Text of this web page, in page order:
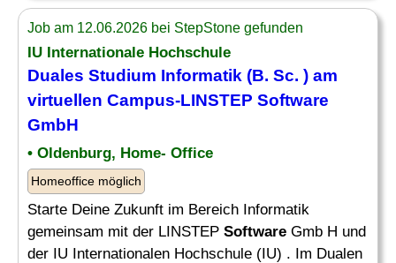
Job am 12.06.2026 bei StepStone gefunden
IU Internationale Hochschule
Duales Studium Informatik (B. Sc. ) am
virtuellen Campus-LINSTEP Software
GmbH
• Oldenburg, Home- Office
Homeoffice möglich
Starte Deine Zukunft im Bereich Informatik
gemeinsam mit der LINSTEP Software Gmb H und
der IU Internationalen Hochschule (IU) . Im Dualen